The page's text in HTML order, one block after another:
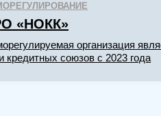
организация
кредитных союзов с 2023 года
«НОКК»